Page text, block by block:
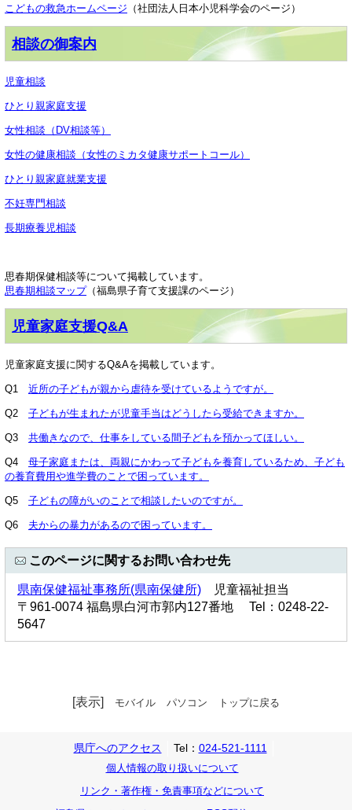
こどもの救急ホームページ （社団法人日本小児科学会のページ）
相談の御案内
児童相談
ひとり親家庭支援
女性相談（DV相談等）
女性の健康相談（女性のミカタ健康サポートコール）
ひとり親家庭就業支援
不妊専門相談
長期療養児相談
思春期保健相談等について掲載しています。
思春期相談マップ（福島県子育て支援課のページ）
児童家庭支援Q&A
児童家庭支援に関するQ&Aを掲載しています。
Q1 近所の子どもが親から虐待を受けているようですが。
Q2 子どもが生まれたが児童手当はどうしたら受給できますか。
Q3 共働きなので、仕事をしている間子どもを預かってほしい。
Q4 母子家庭または、両親にかわって子どもを養育しているため、子ども
の養育費用や進学費のことで困っています 。
Q5 子どもの障がいのことで相談したいのですが。
Q6 夫からの暴力があるので困っています 。
このページに関するお問い合わせ先
県南保健福祉事務所(県南保健所) 児童福祉担当
〒961-0074 福島県白河市郭内127番地 Tel：0248-22-
5647
[表示] モバイル パソコン トップに戻る
県庁へのアクセス Tel： 024-521-1111
個人情報の取り扱いについて
リンク・著作権・免責事項などについて